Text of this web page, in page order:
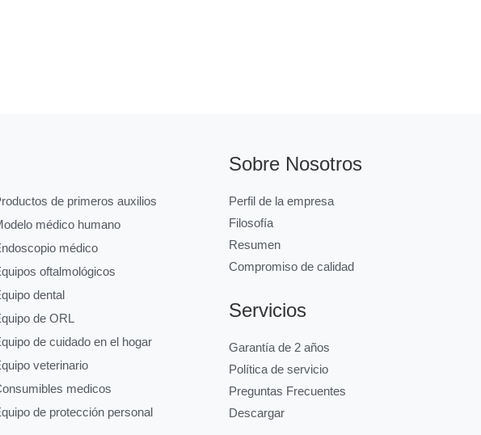
de primeros auxilios
médico humano
médico
oftalmológicos
dental
de ORL
de cuidado en el hogar
veterinario
medicos
de protección personal
Sobre Nosotros
Perfil de la empresa
Filosofía
Resumen
Compromiso de calidad
Servicios
Garantía de 2 años
Política de servicio
Preguntas Frecuentes
Descargar